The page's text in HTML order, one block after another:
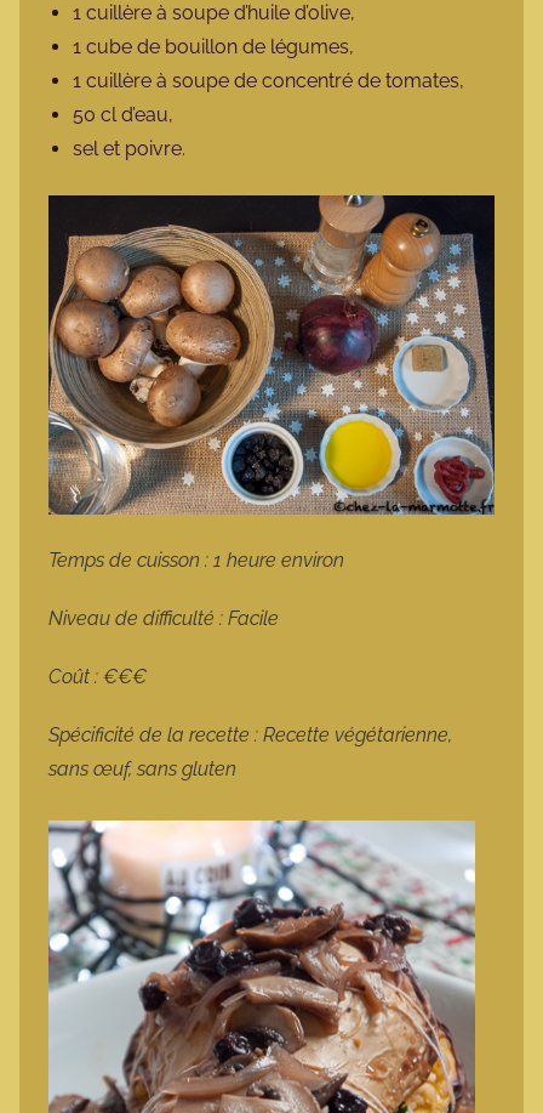
1 cuillère à soupe d’huile d’olive,
1 cube de bouillon de légumes,
1 cuillère à soupe de concentré de tomates,
50 cl d’eau,
sel et poivre.
Temps de cuisson : 1 heure environ
Niveau de difficulté : Facile
Coût : €€€
Spécificité de la recette : Recette végétarienne,
sans œuf, sans gluten